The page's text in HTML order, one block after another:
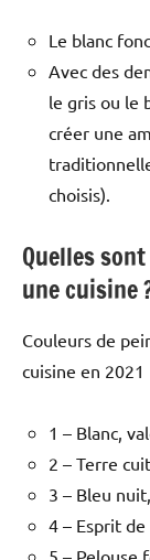
Le blanc
Avec des
le gris ou le
créer une
choisis).
Quelles
une cuisine
Couleurs de
cuisine en 2021
1 – Blanc,
2 – Terre
3 – Bleu
4 – Esprit